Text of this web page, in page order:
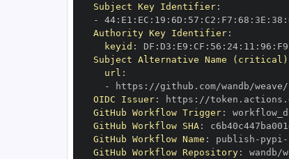
Subject Key Identifier:
-
44: E1 : EC : 19 : 6D : 57 : C2 : F7 : 68 : 3E : 38 :
Authority Key Identifier:
keyid : DF : D3 : E9 : CF : 56 : 24: 11 : 96 : F9
Subject Alternative Name (critical)
url :
-
https :
OIDC Issuer: https :
GitHub Workflow Trigger:
GitHub Workflow SHA:
GitHub Workflow Name : publish - pypi -
GitHub Workflow Repository: